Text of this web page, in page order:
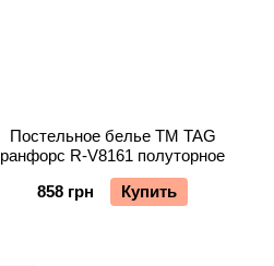
Постельное белье TM TAG
ранфорс R-V8161 полуторное
858 грн
Купить